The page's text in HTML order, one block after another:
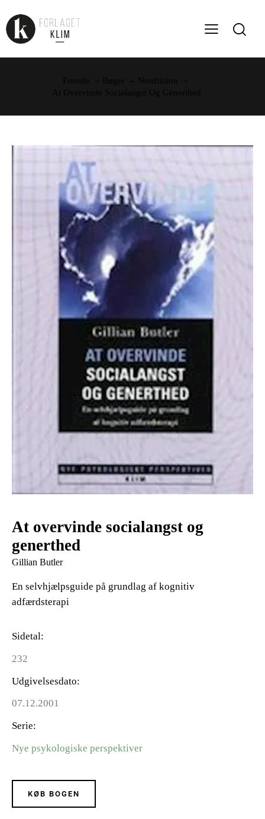
At overvinde socialangst og
generthed
Gillian Butler
En selvhjælpsguide på grundlag af kognitiv
adfærdsterapi
Sidetal
232
Udgivelsesdato
07.12.2001
Serie
Nye psykologiske perspektiver
KØB BOGEN